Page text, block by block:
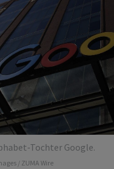
Tochter Google.
/ ZUMA Wire